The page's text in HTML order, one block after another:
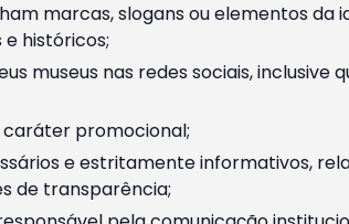
marcas, slogans ou elementos da
históricos;
museus nas redes sociais, inclusive
caráter promocional;
e estritamente informativos,
de transparência;